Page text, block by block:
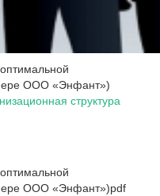
ООО «Энфант»)
структура
ООО «Энфант»)pdf